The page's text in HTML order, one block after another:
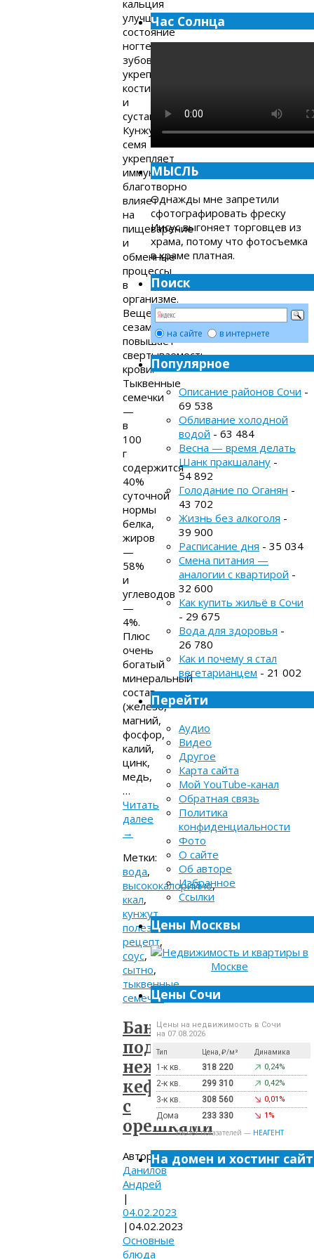
кальция
улучшается
состояние
ногтей,
зубов,
укрепляются
кости
и
суставы.
Кунжутное
семя
укрепляет
иммунитет,
благотворно
влияет
на
пищеварение
и
обменные
процессы
в
организме.
Вещество
сезамин
повышает
свертываемость
крови.
Тыквенные
семечки
—
в
100
г
содержится
40%
суточной
нормы
белка,
жиров
—
58%
и
углеводов
—
4%.
Плюс
очень
богатый
минеральный
состав
(железо,
магний,
фосфор,
калий,
цинк,
медь,
…
Читать
далее
→
Метки:
вода,
высококалорийно,
ккал,
кунжут,
полезно,
рецепт,
соус,
сытно,
тыквенные
семечки
Бананы
под
нежным
кефиром
с
орешками
Автор:
Данилов
Андрей
|
04.02.2023
| 04.02.2023
Основные
блюда
Час Солнца
МЫСЛЬ
Однажды мне запретили
сфотографировать фреску
Иисус выгоняет торговцев из
храма, потому что фотосъемка
в храме платная.
Поиск
на сайте в интернете
Популярное
Описание районов Сочи -
69 538
Обливание холодной
водой - 63 484
Весна — время делать
Шанк пракшалану -
54 892
Голодание по Оганян -
43 702
Жизнь без алкоголя -
39 900
Расписание дня - 35 034
Смена питания —
аналогии с квартирой -
32 600
Как купить жильё в Сочи
- 29 675
Вода для здоровья -
26 780
Как и почему я стал
вегетарианцем - 21 002
Перейти
Аудио
Видео
Другое
Карта сайта
Мой YouTube-канал
Обратная связь
Политика
конфиденциальности
Фото
О сайте
Об авторе
Избранное
Ссылки
Цены Москвы
Цены Сочи
Цены на недвижимость в Сочи
на 07.08.2026
Тип Цена, ₽/м² Динамика
1-к кв. 318 220 0,24%
2-к кв. 299 310 0,42%
3-к кв. 308 560 0,01%
Дома 233 330 1%
Расчет показателей — НЕАГЕНТ
На домен и хостинг